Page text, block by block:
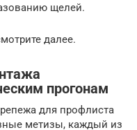
щелей.
далее.
прогонам
для профлиста
метизы, каждый из